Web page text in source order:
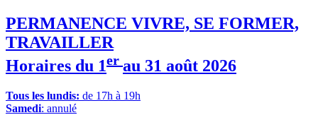
PERMANENCE VIVRE, SE FORMER,
TRAVAILLER
Horaires du 1er au 31 août 2026
Tous les lundis: de 17h à 19h
Samedi: annulé